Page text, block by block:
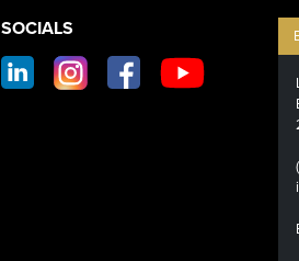
CONTACT
SOCIAL
FOOTER
SOCIALS